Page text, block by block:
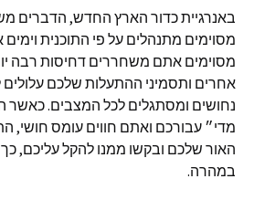
באנרגיית כדור הארץ החדש, הדברים
מסוימים מתנהלים על פי התוכנית
מסוימים אתם משחררים דחיסות רבה
אחרים ותסמיני ההתעלות שלכם עלולים
נחושים ומסתגלים לכל המצבים.כאשר
מדי״ עבורכם ואתם חווים עומס חושי,
האור שלכם ובקשו ממנו להקל עליכם,
במהרה.